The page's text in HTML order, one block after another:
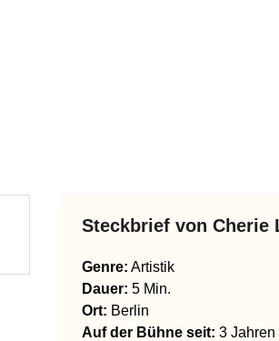
Steckbrief von Cherie
Genre: Artistik
Dauer: 5 Min.
Ort: Berlin
Auf der Bühne seit: 3 Jahren